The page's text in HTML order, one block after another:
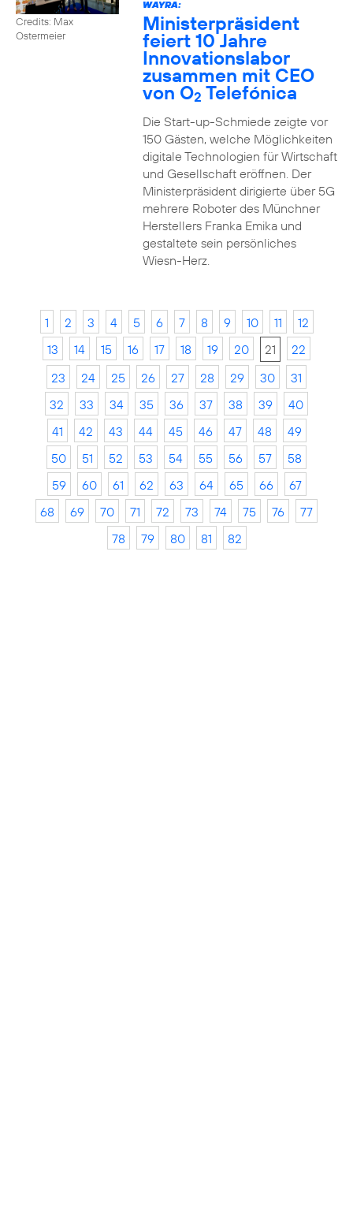
Credits: Max
Ostermeier
WAYRA:
Ministerpräsident
feiert 10 Jahre
Innovationslabor
zusammen mit CEO
von O2 Telefónica
Die Start-up-Schmiede zeigte vor
150 Gästen, welche Möglichkeiten
digitale Technologien für Wirtschaft
und Gesellschaft eröffnen. Der
Ministerpräsident dirigierte über 5G
mehrere Roboter des Münchner
Herstellers Franka Emika und
gestaltete sein persönliches
Wiesn-Herz.
1 2 3 4 5 6 7 8 9 10 11
12
13
14 15 16 17 18 19 20 21
22
23
24 25 26 27 28 29 30
31
32
33 34 35 36 37 38 39
40
41
42 43 44 45 46 47 48
49
50
51 52 53 54 55 56 57
58
59
60 61 62 63 64 65 66
67
68
69 70 71 72 73 74 75 76
77
78
79 80 81 82